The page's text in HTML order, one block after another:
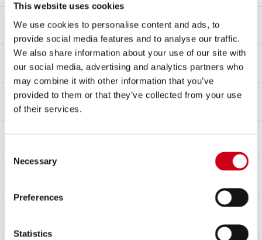
This website uses cookies
We use cookies to personalise content and ads, to
provide social media features and to analyse our traffic.
We also share information about your use of our site with
our social media, advertising and analytics partners who
may combine it with other information that you’ve
provided to them or that they’ve collected from your use
of their services.
Selection
Necessary
Preferences
Statistics
Endkappenmaterial
Kohlefaser
Verbindungsrohrmaterial
Edelstahl AISI 304
Befestigungsart
Klemme
Typgenehmigung - EC / ECE